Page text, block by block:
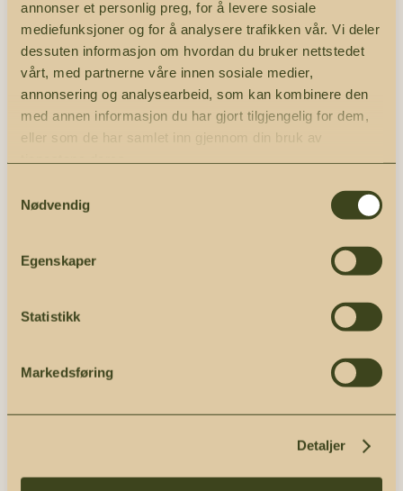
annonser et personlig preg, for å levere sosiale
mediefunksjoner og for å analysere trafikken vår. Vi deler
dessuten informasjon om hvordan du bruker nettstedet
vårt, med partnerne våre innen sosiale medier,
annonsering og analysearbeid, som kan kombinere den
med annen informasjon du har gjort tilgjengelig for dem,
eller som de har samlet inn gjennom din bruk av
Nødvendig
Egenskaper
Statistikk
Markedsføring
Detaljer
designet for å
rive harde og
halvmyke oster
enkelt og
effektivt. De
skarpe bladene
ergonomiske
utformingen
bruke. Perfekt
og salater!
har et kort og
glatt blad som
skjærer myke
oster uten at
de kleber seg.
Treskaftet gir
godt grep og